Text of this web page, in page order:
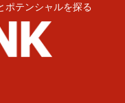
テンシャルを探る